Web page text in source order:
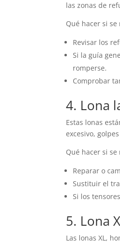
las zonas de
Qué hacer si se
Revisar los
Si la guía
romperse.
Comprobar
4. Lona
Estas lonas
excesivo,
Qué hacer si se
Reparar o
Sustituir el
Si los
5. Lona
Las lonas XL,